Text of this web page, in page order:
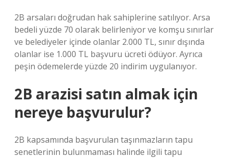
2B arsaları doğrudan hak sahiplerine satılıyor. Arsa
bedeli yüzde 70 olarak belirleniyor ve komşu sınırlar
ve belediyeler içinde olanlar 2.000 TL, sınır dışında
olanlar ise 1.000 TL başvuru ücreti ödüyor. Ayrıca
peşin ödemelerde yüzde 20 indirim uygulanıyor.
2B arazisi satın almak için
nereye başvurulur?
2B kapsamında başvurulan taşınmazların tapu
senetlerinin bulunmaması halinde ilgili tapu